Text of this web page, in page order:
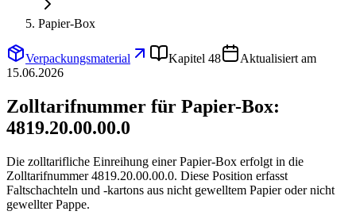
Papier-Box
Verpackungsmaterial Kapitel 48
Aktualisiert am
15.06.2026
Zolltarifnummer für Papier-Box:
4819.20.00.00.0
Die zolltarifliche Einreihung einer Papier-Box erfolgt in die
Zolltarifnummer 4819.20.00.00.0. Diese Position erfasst
Faltschachteln und -kartons aus nicht gewelltem Papier oder nicht
gewellter Pappe.